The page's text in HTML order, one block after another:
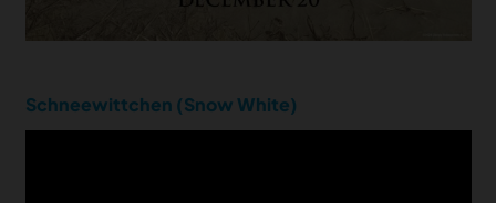
Schneewittchen (Snow White)